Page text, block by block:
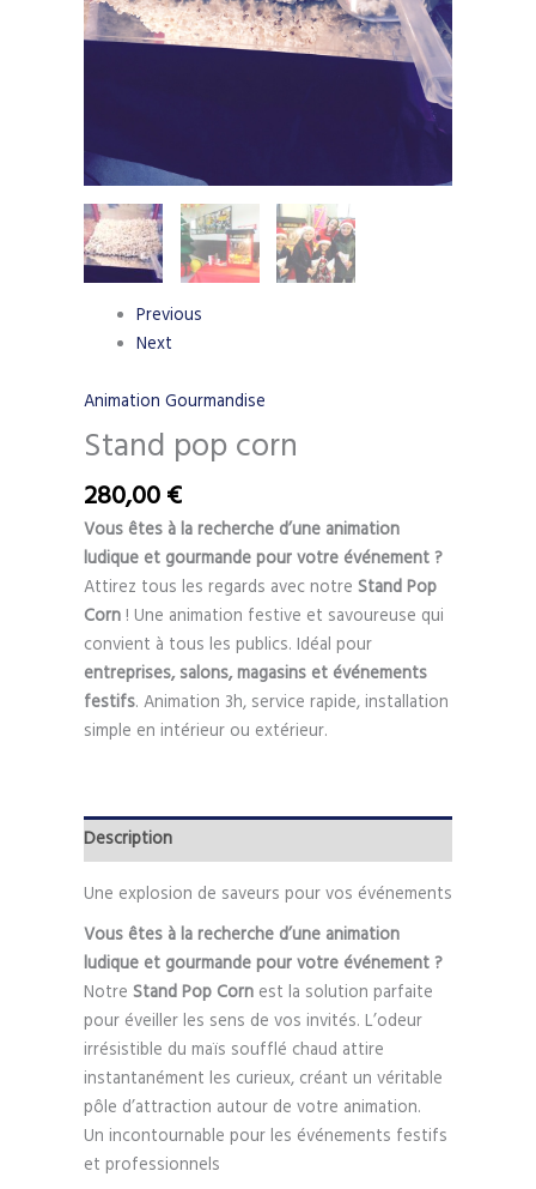
Previous
Next
Animation Gourmandise
Stand pop corn
280,00 €
Vous êtes à la recherche d’une animation
ludique et gourmande pour votre événement ?
Attirez tous les regards avec notre Stand Pop
Corn ! Une animation festive et savoureuse qui
convient à tous les publics. Idéal pour
entreprises, salons, magasins et événements
festifs. Animation 3h, service rapide, installation
simple en intérieur ou extérieur.
Description
Une explosion de saveurs pour vos événements
Vous êtes à la recherche d’une animation
ludique et gourmande pour votre événement ?
Notre Stand Pop Corn est la solution parfaite
pour éveiller les sens de vos invités. L’odeur
irrésistible du maïs soufflé chaud attire
instantanément les curieux, créant un véritable
pôle d’attraction autour de votre animation.
Un incontournable pour les événements festifs
et professionnels